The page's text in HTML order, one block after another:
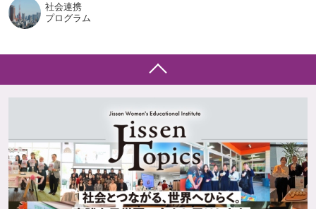
社会連携
プログラム